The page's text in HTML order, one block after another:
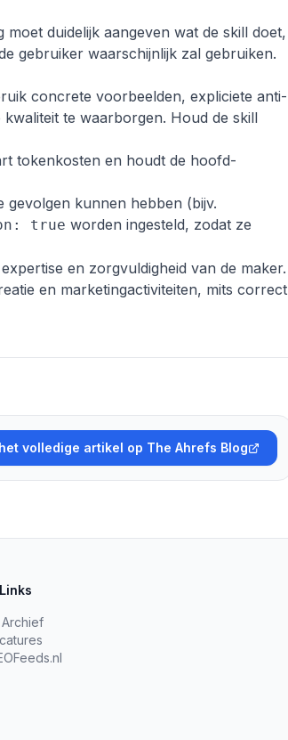
moet duidelijk aangeven wat de skill doet,
gebruiker waarschijnlijk zal gebruiken.
concrete voorbeelden, expliciete anti-
te waarborgen. Houd de skill
tokenkosten en houdt de hoofd-
gevolgen kunnen hebben (bijv.
true worden ingesteld, zodat ze
en zorgvuldigheid van de maker.
en marketingactiviteiten, mits correct
volledige artikel op The Ahrefs Blog